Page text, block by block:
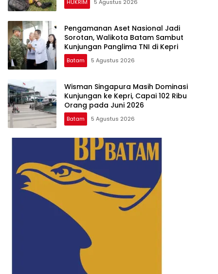
HUKRIM 5 Agustus 2026
Pengamanan Aset Nasional Jadi
Sorotan, Walikota Batam Sambut
Kunjungan Panglima TNI di Kepri
Batam 5 Agustus 2026
Wisman Singapura Masih Dominasi
Kunjungan ke Kepri, Capai 102 Ribu
Orang pada Juni 2026
Batam 5 Agustus 2026